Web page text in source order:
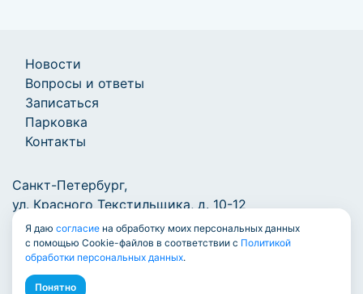
Новости
Вопросы и ответы
Записаться
Парковка
Контакты
Санкт-Петербург,
ул. Красного Текстильщика, д. 10-12
+7 (812) 303-57-01/info@7771000.ru
Я даю согласие на обработку моих персональных данных
с помощью Cookie-файлов в соответствии с Политикой
обработки персональных данных.
Понятно